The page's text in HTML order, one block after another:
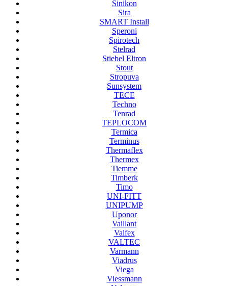
Sinikon
Sira
SMART Install
Speroni
Spirotech
Stelrad
Stiebel Eltron
Stout
Stropuva
Sunsystem
TECE
Techno
Tenrad
TEPLOCOM
Termica
Terminus
Thermaflex
Thermex
Tiemme
Timberk
Timo
UNI-FITT
UNIPUMP
Uponor
Vaillant
Valfex
VALTEC
Varmann
Viadrus
Viega
Viessmann